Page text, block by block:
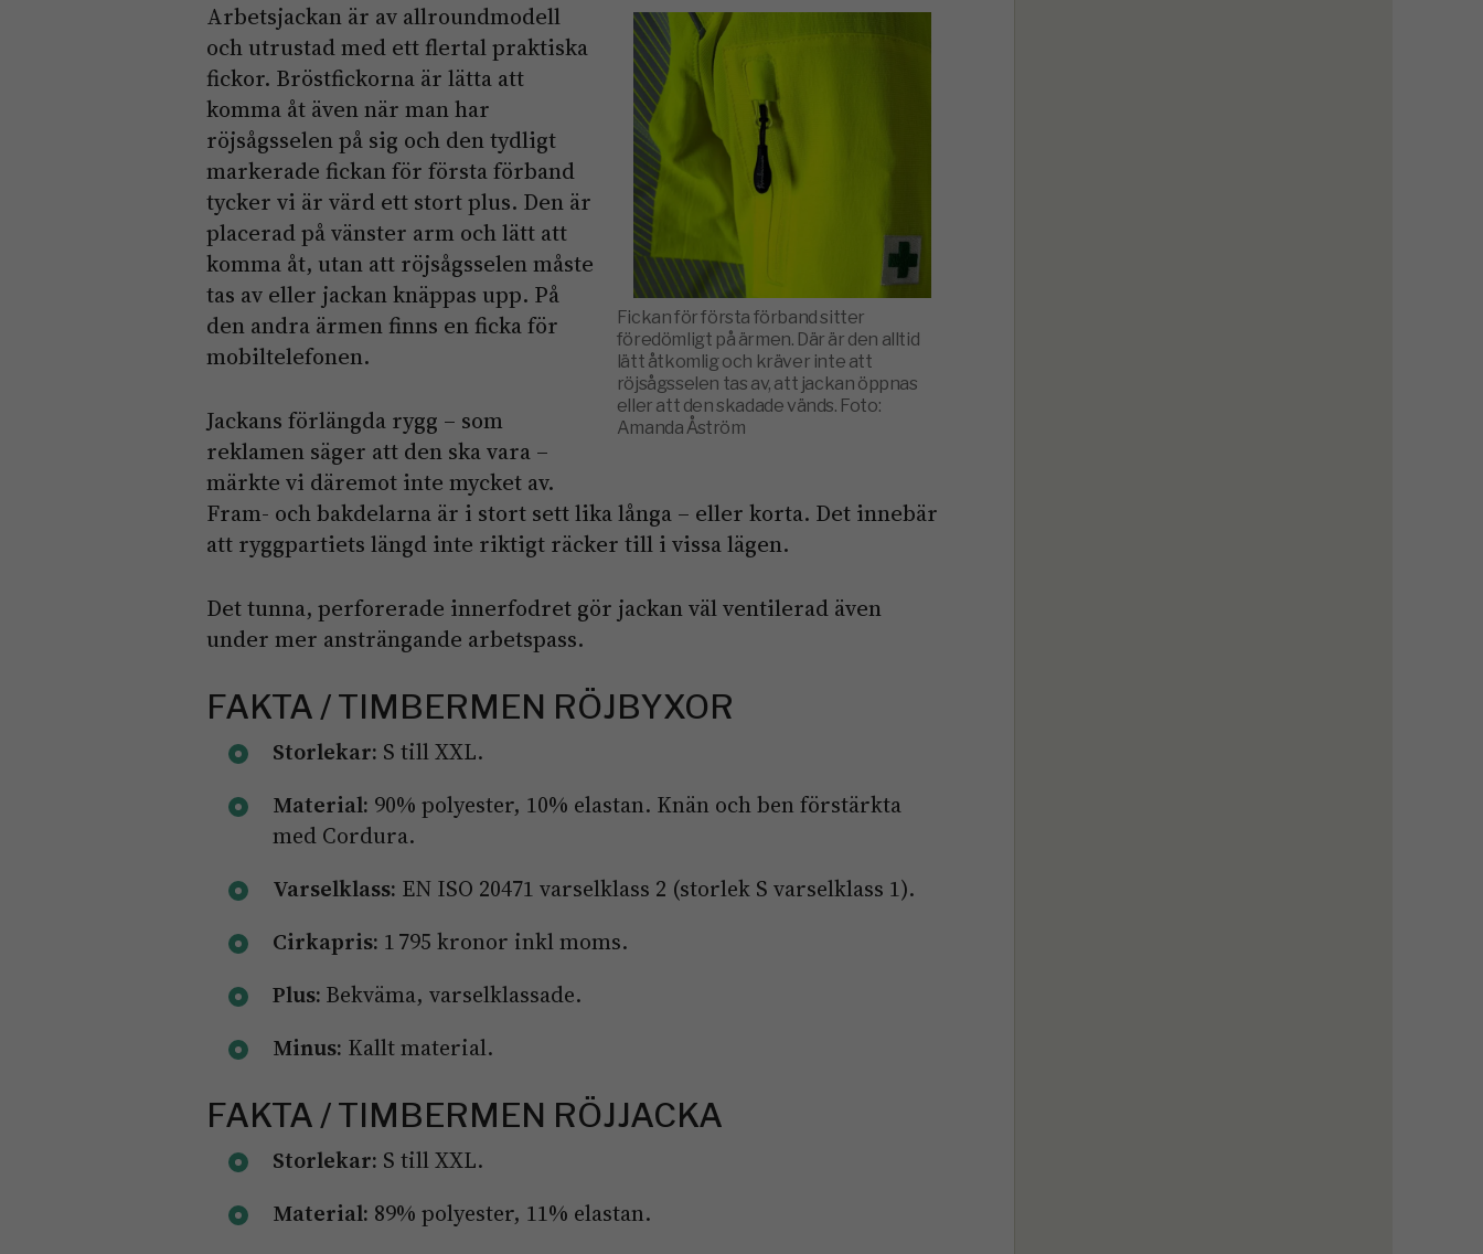
Fickan för första förband sitter
föredömligt på ärmen. Där är den alltid
lätt åtkomlig och kräver inte att
röjsågsselen tas av, att jackan öppnas
eller att den skadade vänds. Foto:
Amanda Åström
Arbetsjackan är av allroundmodell
och utrustad med ett flertal praktiska
fickor. Bröstfickorna är lätta att
komma åt även när man har
röjsågsselen på sig och den tydligt
markerade fickan för första förband
tycker vi är värd ett stort plus. Den är
placerad på vänster arm och lätt att
komma åt, utan att röjsågsselen måste
tas av eller jackan knäppas upp. På
den andra ärmen finns en ficka för
mobiltelefonen.
Jackans förlängda rygg – som
reklamen säger att den ska vara –
märkte vi däremot inte mycket av.
Fram- och bakdelarna är i stort sett lika långa – eller korta. Det innebär
att ryggpartiets längd inte riktigt räcker till i vissa lägen.
Det tunna, perforerade innerfodret gör jackan väl ventilerad även
under mer ansträngande arbetspass.
FAKTA / TIMBERMEN RÖJBYXOR
Storlekar: S till XXL.
Material: 90% polyester, 10% elastan. Knän och ben förstärkta
med Cordura.
Varselklass: EN ISO 20471 varselklass 2 (storlek S varselklass 1).
Cirkapris: 1 795 kronor inkl moms.
Plus: Bekväma, varselklassade.
Minus: Kallt material.
FAKTA / TIMBERMEN RÖJJACKA
Storlekar: S till XXL.
Material: 89% polyester, 11% elastan.